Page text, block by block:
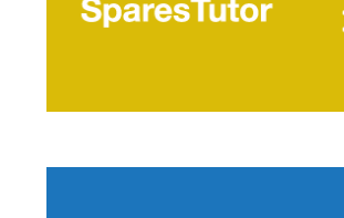
ricambi originali online.